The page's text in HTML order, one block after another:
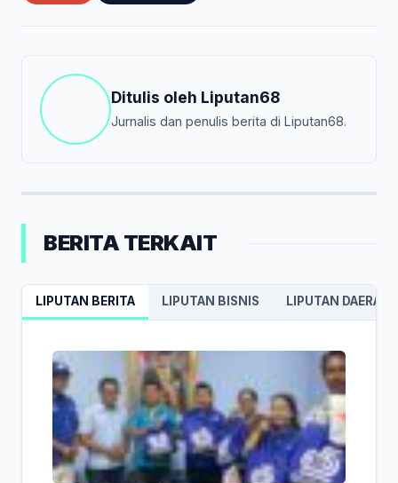
Ditulis oleh Liputan68
Jurnalis dan penulis berita di Liputan68.
BERITA TERKAIT
LIPUTAN BERITA LIPUTAN BISNIS LIPUTAN DAERAH